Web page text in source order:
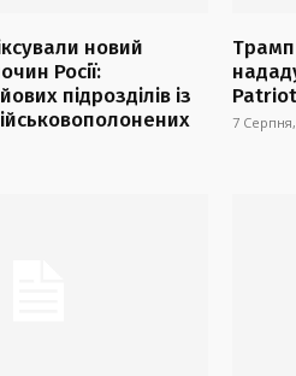
новий
Росії:
підрозділів із
Patriot
7